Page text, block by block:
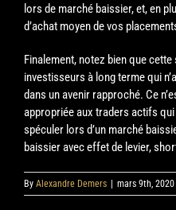
lors de marché baissier, et, en
d’achat moyen de vos
Finalement, notez bien que cette
investisseurs à long terme qui
dans un avenir rapproché. Ce
appropriée aux traders actifs
spéculer lors d’un marché
baissier avec effet de levier,
By Alexandre Demers | mars 9th, 2020